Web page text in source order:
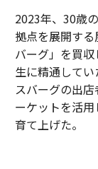
2023年、30歳
拠点を展開す
バーグ」を買
生に精通して
スバーグの出
ーケットを活
育て上げた。